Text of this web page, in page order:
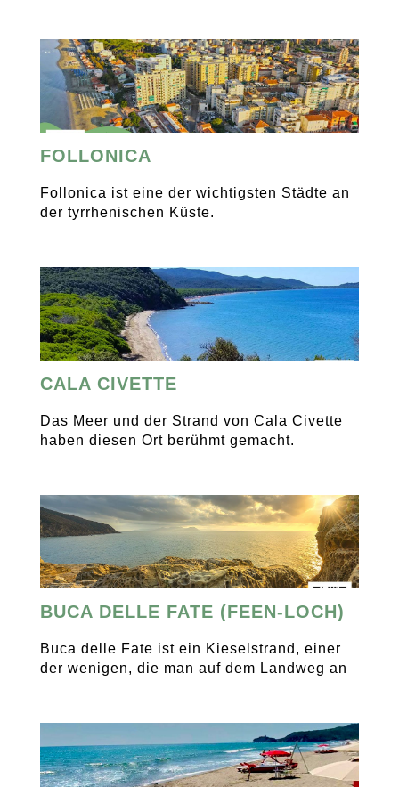
FOLLONICA
Follonica ist eine der wichtigsten Städte an
der tyrrhenischen Küste.
CALA CIVETTE
Das Meer und der Strand von Cala Civette
haben diesen Ort berühmt gemacht.
BUCA DELLE FATE (FEEN-LOCH)
Buca delle Fate ist ein Kieselstrand, einer
der wenigen, die man auf dem Landweg an